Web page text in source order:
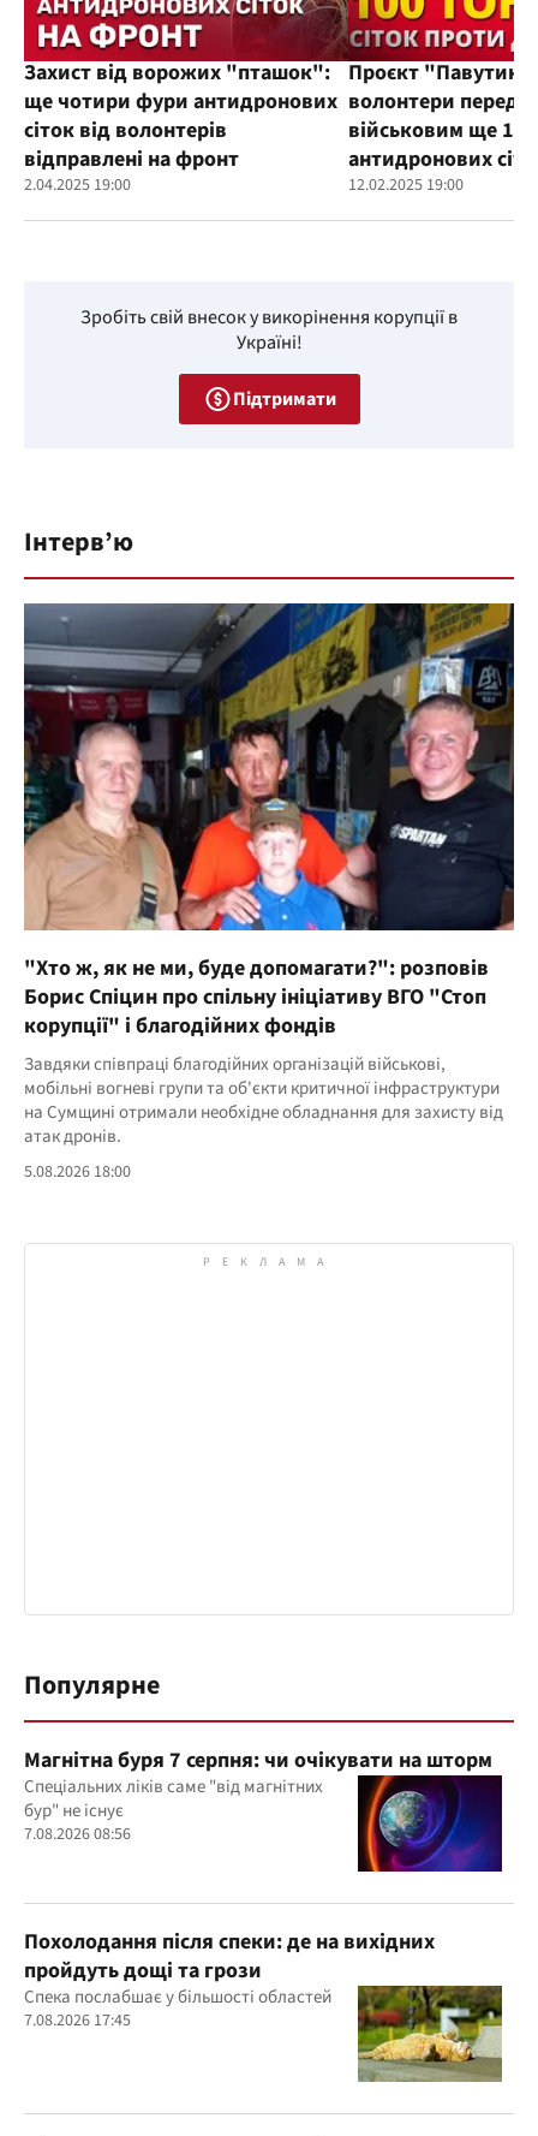
Захист від ворожих "пташок":
ще чотири фури антидронових
сіток від волонтерів
відправлені на фронт
2.04.2025 19:00
Проєкт
волонтери
військовим ще
антидронових
12.02.2025 19:00
Зробіть свій внесок у викорінення корупції в
Україні!
Підтримати
Інтерв’ю
"Хто ж, як не ми, буде допомагати?": розповів
Борис Спіцин про спільну ініціативу ВГО "Стоп
корупції" і благодійних фондів
Завдяки співпраці благодійних організацій військові,
мобільні вогневі групи та об'єкти критичної інфраструктури
на Сумщині отримали необхідне обладнання для захисту від
атак дронів.
5.08.2026 18:00
Популярне
Магнітна буря 7 серпня: чи очікувати на шторм
Спеціальних ліків саме "від магнітних
бур" не існує
7.08.2026 08:56
Похолодання після спеки: де на вихідних
пройдуть дощі та грози
Спека послабшає у більшості областей
7.08.2026 17:45